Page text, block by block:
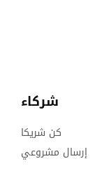
شركاء
كن شريكا
إرسال مشروعي